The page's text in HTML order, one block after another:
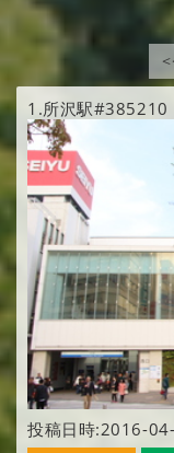
1.所沢駅#385210
投稿日時:2016-